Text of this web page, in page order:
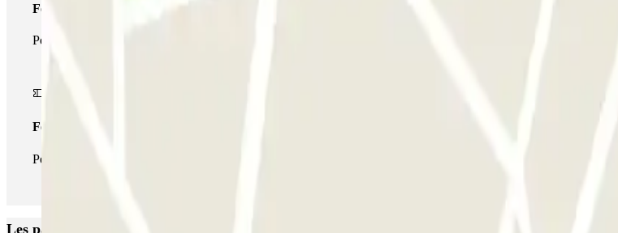
Forfait de stationnement multiple
Pendant votre séjour, vous pouvez utiliser l'ensemble du réseau de parkings de cet opérateur disponible sur Parclick.
Forfait illimité
Pendant votre séjour, vous pouvez entrer et sortir du parking aussi souvent que vous le souhaitez.
Les parkings les mieux notés à Eindhoven